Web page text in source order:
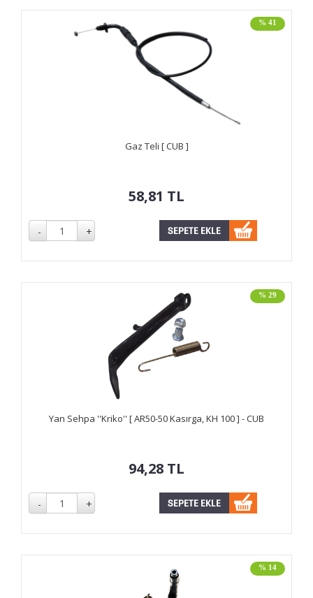
% 41
Gaz Teli [ CUB ]
58,81 TL
% 29
Yan Sehpa ''Kriko'' [ AR50-50 Kasırga, KH 100 ] - CUB
94,28 TL
% 14